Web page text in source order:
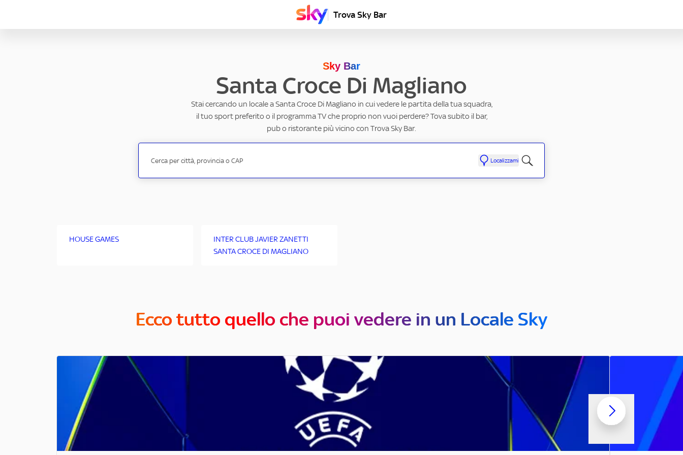
Trova Sky Bar
Sky Bar
Santa Croce Di Magliano
Stai cercando un locale a Santa Croce Di Magliano in cui vedere le partita della tua squadra,
il tuo sport preferito o il programma TV che proprio non vuoi perdere? Tova subito il bar,
pub o ristorante più vicino con Trova Sky Bar.
Localizzami
HOUSE GAMES
INTER CLUB JAVIER ZANETTI
SANTA CROCE DI MAGLIANO
Ecco tutto quello che puoi vedere in un Locale Sky